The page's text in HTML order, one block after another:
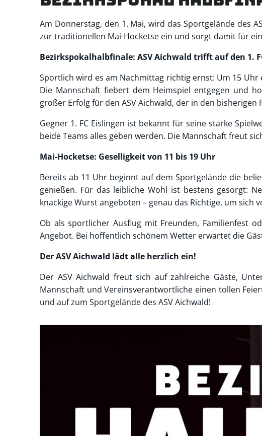
Am Donnerstag, den 1. Mai, wird das Sportgelände des
zur traditionellen Mai-Hocketse ein und sorgt damit für
Bezirkspokalhalbfinale: ASV Aichwald trifft auf den 1.
Sportlich wird es am Nachmittag richtig ernst: Um 15 Uhr
Die Mannschaft fiebert dem Heimspiel entgegen und
großer Erfolg für den ASV Aichwald, der in den
Gegner 1. FC Eislingen ist bekannt für seine starke
beide Teams alles geben werden. Die Mannschaft freut
Mai-Hocketse: Geselligkeit von 11 bis 19 Uhr
Bereits ab 11 Uhr beginnt auf dem Sportgelände die
genießen. Für das leibliche Wohl ist bestens gesorgt:
knackige Wurst angeboten – genau das Richtige, um sich
Ob als sportlicher Ausflug mit Freunden, Familienfest
Angebot. Bei hoffentlich schönem Wetter erwartet die
Der ASV Aichwald lädt alle herzlich ein!
Der ASV Aichwald freut sich auf zahlreiche Gäste,
Mannschaft und Vereinsverantwortliche einen tollen
und auf zum Sportgelände des ASV Aichwald!